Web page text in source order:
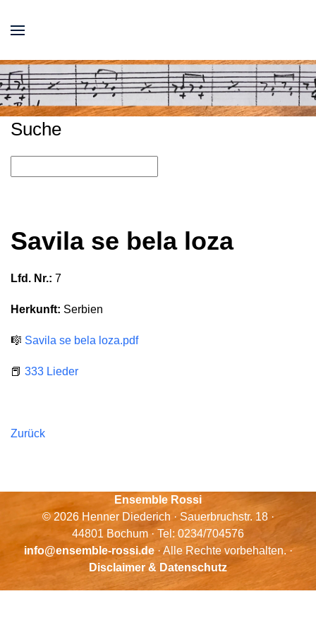
Suche
Savila se bela loza
Lfd. Nr.: 7
Herkunft: Serbien
🎼 Savila se bela loza.pdf
📕 333 Lieder
Zurück
Ensemble Rossi
© 2026 Henner Diederich · Sauerbruchstr. 18 ·
44801 Bochum · Tel: 0234/704576
info@ensemble-rossi.de· Alle Rechte vorbehalten. ·
Disclaimer & Datenschutz